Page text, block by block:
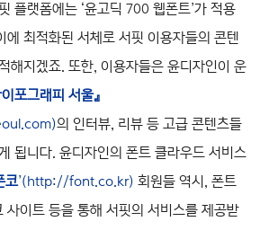
플랫폼에는 ‘윤고딕 700 웹폰트’가 적용
에 최적화된 서체로 서핏 이용자들의 콘텐
해지겠죠. 또한, 이용자들은 윤디자인이 운
이포그래피 서울』
)의 인터뷰, 리뷰 등 고급 콘텐츠들
됩니다. 윤디자인의 폰트 클라우드 서비스
코’(http://font.co.kr) 회원들 역시, 폰트
사이트 등을 통해 서핏의 서비스를 제공받